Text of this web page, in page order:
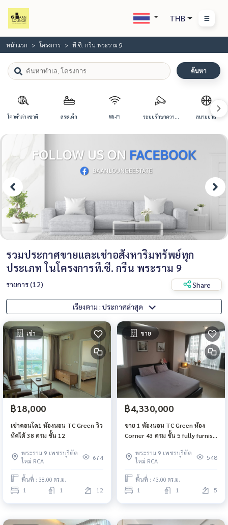
THB
หน้าแรก โครงการ ที.ซี. กรีน พระราม 9
ค้นหา
โควต้าต่างชาติ สระเด็ก Wi-Fi ระบบรักษาความ สนามบาส
รวมประกาศขายและเช่าอสังหาริมทรัพย์ทุก
ประเภท ในโครงการที.ซี. กรีน พระราม 9
รายการ (12) Share
เรียงตาม : ประกาศล่าสุด
เช่า
฿18,000
เช่าคอนโด1 ห้องนอน TC Green วิว
ทิศใต้ 38 ตรม ชั้น 12
พระราม 9 เพชรบุรีตัด
ใหม่ RCA
674
พื้นที่ : 38.00 ตร.ม.
1 1 12
ขาย
฿4,330,000
ขาย 1 ห้องนอน TC Green ห้อง
Corner 43 ตรม ชั้น 5 fully furnish
พระราม 9 เพชรบุรีตัด
ใหม่ RCA
548
พื้นที่ : 43.00 ตร.ม.
1 1 5